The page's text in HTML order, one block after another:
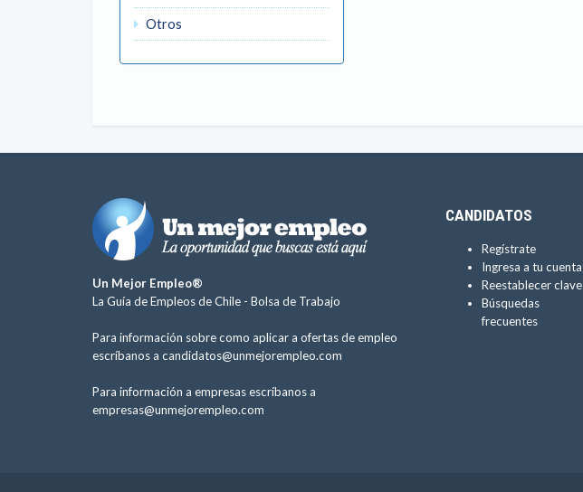
Otros
Un Mejor Empleo®
La Guía de Empleos de Chile - Bolsa de Trabajo
Para información sobre como aplicar a ofertas de empleo
escríbanos a candidatos@unmejorempleo.com
Para información a empresas escríbanos a
empresas@unmejorempleo.com
CANDIDATOS
Regístrate
Ingresa a tu cuenta
Reestablecer clave
Búsquedas
frecuentes